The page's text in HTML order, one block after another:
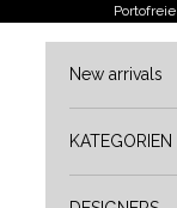
Zum Inhalt springen
New arrivals
KATEGORIEN